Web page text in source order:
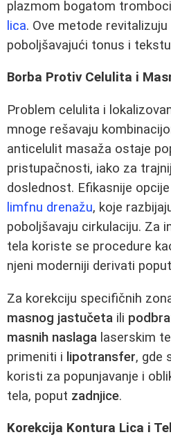
plazmom bogatom
lica. Ove metode
poboljšavajući tonus i
Borba Protiv Celulita i
Problem celulita i
mnoge rešavaju
anticelulit masaža ostaje
pristupačnosti, iako za
doslednost. Efikasnije
limfnu drenažu, koje
poboljšavaju cirkulaciju. Za
tela koriste se procedure
njeni moderniji derivati
Za korekciju specifičnih
masnog jastučeta ili
masnih naslaga laserskim
primeniti i lipotransfer, gde
koristi za popunjavanje i
tela, poput zadnjice.
Korekcija Kontura Lica i